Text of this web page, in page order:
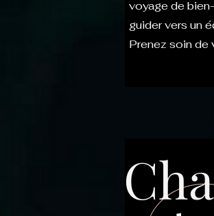
voyage de
guider vers un
Prenez soin de